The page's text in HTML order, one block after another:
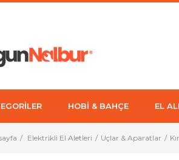
HOBİ & BAHÇE EL
Elektrikli El Aletleri Uçlar & Aparatlar